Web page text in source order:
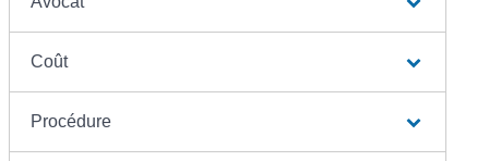
Coût
Procédure